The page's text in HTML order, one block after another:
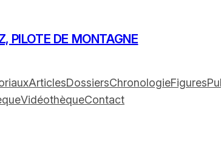
PILOTE DE MONTAGNE
ArticlesDossiersChronologieFigures
VidéothèqueContact